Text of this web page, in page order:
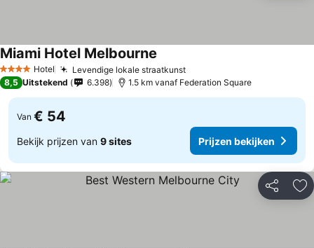
4 SterrenHotel Levendige lokale straatkunst
Miami Hotel Melbourne
8,5 Uitstekend 6.398 1.5 km vanaf Federation Square
Van € 54
Bekijk prijzen van 9 sites Prijzen bekijken
Delen